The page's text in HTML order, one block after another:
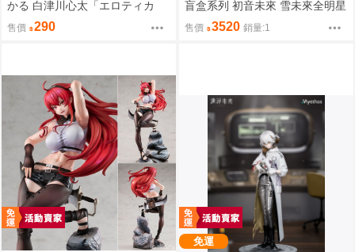
かる 白津川心太「エロティカ
ル・ウィザードと12人の花嫁
(4)」
售價 290
盲盒系列 初音未來 雪未來全明星
模型收藏 Vol.2 8入 超商付款免訂
金
售價 3520 銷量:1
免運